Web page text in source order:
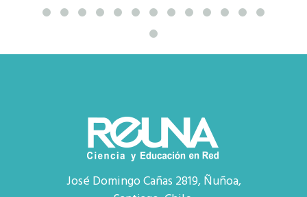
José Domingo Cañas 2819, Ñuñoa,